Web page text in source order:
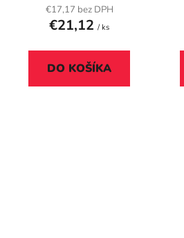
€17,17 bez DPH
€21,12 / ks
DO KOŠÍKA